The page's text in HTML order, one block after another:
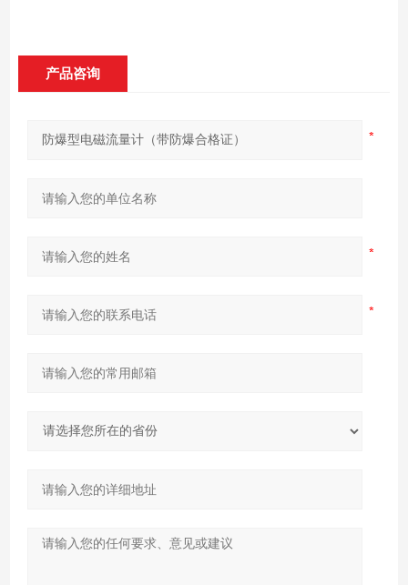
产品咨询